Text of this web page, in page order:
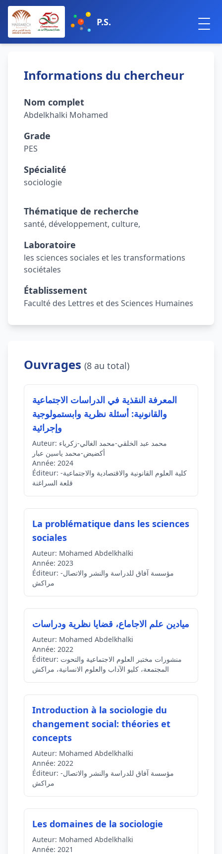
P.S.
Informations du chercheur
Nom complet
Abdelkhalki Mohamed
Grade
PES
Spécialité
sociologie
Thématique de recherche
santé, développement, culture,
Laboratoire
les sciences sociales et les transformations
sociétales
Établissement
Faculté des Lettres et des Sciences Humaines
Ouvrages (8 au total)
المعرفة النقذية في الدراسات الاجتماعية
والقانونية: أسئلة نظرية وابستمولوجية
وإجرائية
Auteur:
أكضيض-محمد ياسين عبار
Année: 2024
Éditeur:
قلعة السراغنة
La problématique dans les sciences
sociales
Auteur: Mohamed Abdelkhalki
Année: 2023
Éditeur:
مراكش
ميادين علم الاجاماع، قضايا نظرية ودراسات
Auteur: Mohamed Abdelkhalki
Année: 2022
Éditeur:
المجتمعة، كليو الآداب والعلوم الانسانية، مراكش
Introduction à la sociologie du
changement social: théories et
concepts
Auteur: Mohamed Abdelkhalki
Année: 2022
Éditeur:
مراكش
Les domaines de la sociologie
Auteur: Mohamed Abdelkhalki
Année: 2021